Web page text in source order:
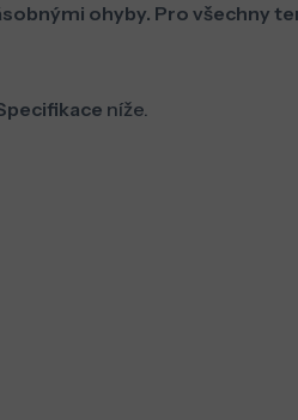
ohyby. Pro všechny
níže.